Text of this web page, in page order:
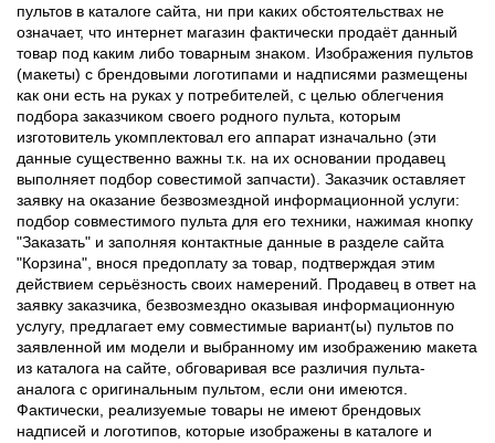
пультов в каталоге сайта, ни при каких обстоятельствах не
означает, что интернет магазин фактически продаёт данный
товар под каким либо товарным знаком. Изображения пультов
(макеты) с брендовыми логотипами и надписями размещены
как они есть на руках у потребителей, с целью облегчения
подбора заказчиком своего родного пульта, которым
изготовитель укомплектовал его аппарат изначально (эти
данные существенно важны т.к. на их основании продавец
выполняет подбор совестимой запчасти). Заказчик оставляет
заявку на оказание безвозмездной информационной услуги:
подбор совместимого пульта для его техники, нажимая кнопку
"Заказать" и заполняя контактные данные в разделе сайта
"Корзина", внося предоплату за товар, подтверждая этим
действием серьёзность своих намерений. Продавец в ответ на
заявку заказчика, безвозмездно оказывая информационную
услугу, предлагает ему совместимые вариант(ы) пультов по
заявленной им модели и выбранному им изображению макета
из каталога на сайте, обговаривая все различия пульта-
аналога с оригинальным пультом, если они имеются.
Фактически, реализуемые товары не имеют брендовых
надписей и логотипов, которые изображены в каталоге и